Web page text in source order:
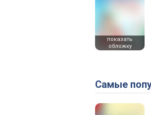
показать
обложку
Самые